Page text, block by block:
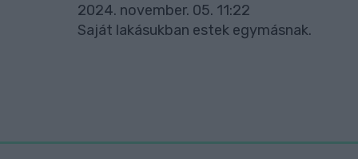
2024. november. 05. 11:22
Saját lakásukban estek egymásnak.